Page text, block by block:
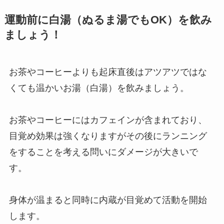
運動前に白湯（ぬるま湯でもOK）を飲み
ましょう！
お茶やコーヒーよりも起床直後はアツアツではな
くても温かいお湯（白湯）を飲みましょう。
お茶やコーヒーにはカフェインが含まれており、
目覚め効果は強くなりますがその後にランニング
をすることを考える問いにダメージが大きいで
す。
身体が温まると同時に内蔵が目覚めて活動を開始
します。